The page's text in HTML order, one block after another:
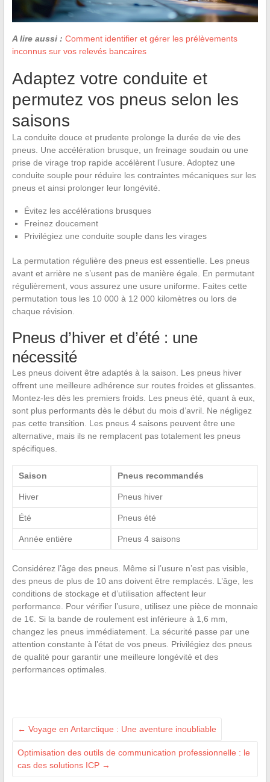
A lire aussi : Comment identifier et gérer les prélèvements
inconnus sur vos relevés bancaires
Adaptez votre conduite et
permutez vos pneus selon les
saisons
La conduite douce et prudente prolonge la durée de vie des
pneus. Une accélération brusque, un freinage soudain ou une
prise de virage trop rapide accélèrent l’usure. Adoptez une
conduite souple pour réduire les contraintes mécaniques sur les
pneus et ainsi prolonger leur longévité.
Évitez les accélérations brusques
Freinez doucement
Privilégiez une conduite souple dans les virages
La permutation régulière des pneus est essentielle. Les pneus
avant et arrière ne s’usent pas de manière égale. En permutant
régulièrement, vous assurez une usure uniforme. Faites cette
permutation tous les 10 000 à 12 000 kilomètres ou lors de
chaque révision.
Pneus d’hiver et d’été : une
nécessité
Les pneus doivent être adaptés à la saison. Les pneus hiver
offrent une meilleure adhérence sur routes froides et glissantes.
Montez-les dès les premiers froids. Les pneus été, quant à eux,
sont plus performants dès le début du mois d’avril. Ne négligez
pas cette transition. Les pneus 4 saisons peuvent être une
alternative, mais ils ne remplacent pas totalement les pneus
spécifiques.
Saison Pneus recommandés
Hiver Pneus hiver
Été Pneus été
Année entière Pneus 4 saisons
Considérez l’âge des pneus. Même si l’usure n’est pas visible,
des pneus de plus de 10 ans doivent être remplacés. L’âge, les
conditions de stockage et d’utilisation affectent leur
performance. Pour vérifier l’usure, utilisez une pièce de monnaie
de 1€. Si la bande de roulement est inférieure à 1,6 mm,
changez les pneus immédiatement. La sécurité passe par une
attention constante à l’état de vos pneus. Privilégiez des pneus
de qualité pour garantir une meilleure longévité et des
performances optimales.
← Voyage en Antarctique : Une aventure inoubliable
Optimisation des outils de communication professionnelle : le
cas des solutions ICP →